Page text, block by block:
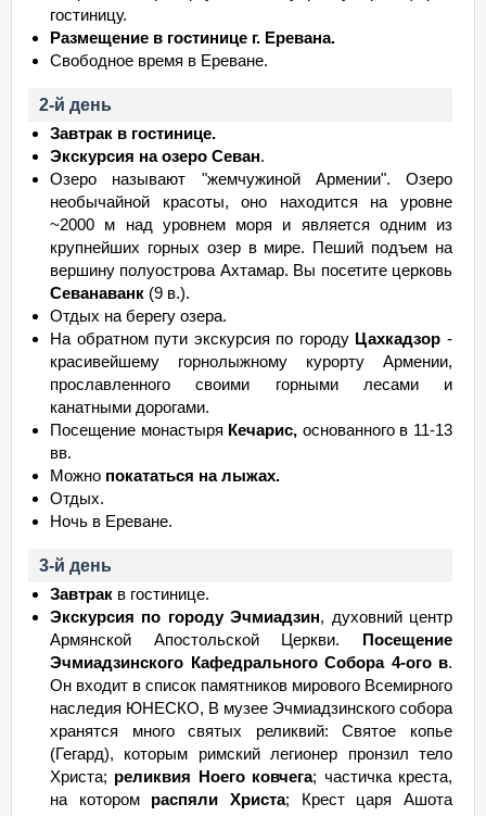
гостиницу.
Размещение в гостинице г. Еревана.
Свободное время в Ереване.
2-й день
Завтрак в гостинице.
Экскурсия на озеро Севан.
Озеро называют "жемчужиной Армении". Озеро
необычайной красоты, оно находится на уровне
~2000 м над уровнем моря и является одним из
крупнейших горных озер в мире. Пеший подъем на
вершину полуострова Ахтамар. Вы посетите церковь
Севанаванк (9 в.).
Отдых на берегу озера.
На обратном пути экскурсия по городу Цахкадзор -
красивейшему горнолыжному курорту Армении,
прославленного своими горными лесами и
канатными дорогами.
Посещение монастыря Кечарис, основанного в 11-13
вв.
Можно покататься на лыжах.
Отдыx.
Ночь в Ереване.
3-й день
Завтрак в гостинице.
Экскурсия по городу Эчмиадзин, дуxовний центр
Армянской Апостольской Церкви. Посещение
Эчмиадзинского Кафедрального Собора 4-ого в.
Он входит в список памятников мирового Всемирного
наследия ЮНЕСКО, В музее Эчмиадзинского собора
хранятся много святых реликвий: Святое копье
(Гегард), которым римский легионер пронзил тело
Христа; реликвия Ноего ковчега; частичка креста,
на котором распяли Христа; Крест царя Ашота